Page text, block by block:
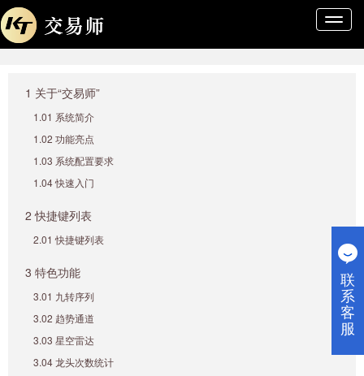
导
1 关于“交易师”
1.01 系统简介
1.02 功能亮点
1.03 系统配置要求
1.04 快速入门
2 快捷键列表
2.01 快捷键列表
3 特色功能
3.01 九转序列
3.02 趋势通道
3.03 星空雷达
3.04 龙头次数统计
联
系
客
服